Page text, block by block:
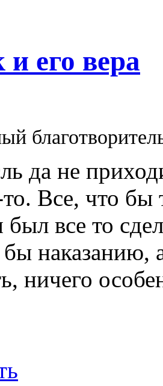
его вера
да не
Все, что
все то
наказанию,
ничего